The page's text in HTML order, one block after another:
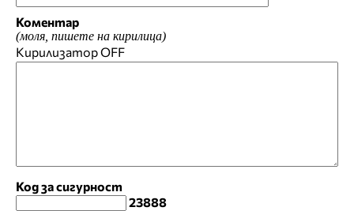
Коментар
(моля, пишете на кирилица)
КирилизаторOFF
Код за сигурност
23888